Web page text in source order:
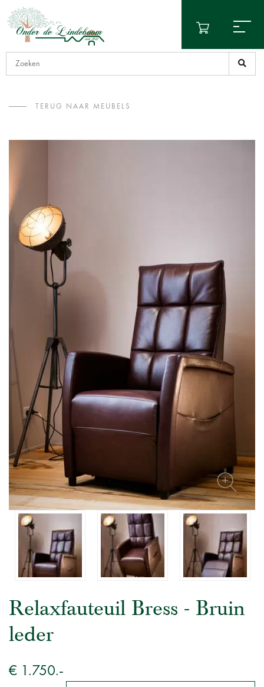
TERUG NAAR MEUBELS
Relaxfauteuil Bress - Bruin
leder
€ 1.750.-